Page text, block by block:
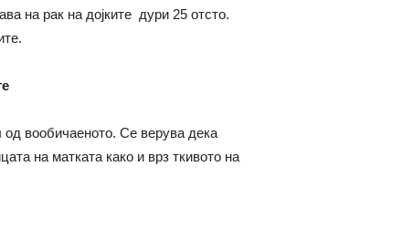
на рак на дојките дури 25 отсто.
од вообичаеното. Се верува дека
на матката како и врз ткивото на